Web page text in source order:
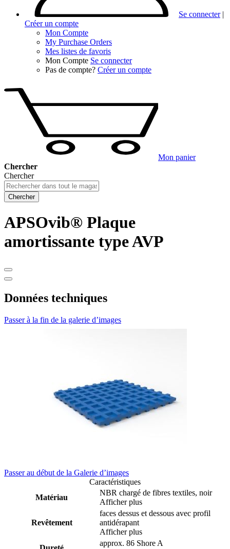
Se connecter
Créer un compte
My Purchase Orders
Mes listes de favoris
Chercher
amortissante type AVP